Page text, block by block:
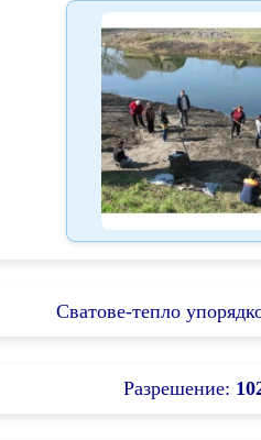
Сватове-тепло
Разрешение: